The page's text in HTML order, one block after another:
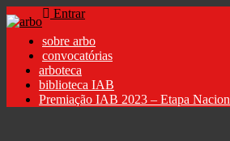
Entrar
sobre arbo
convocatórias
arboteca
biblioteca IAB
Premiação IAB 2023 – Etapa